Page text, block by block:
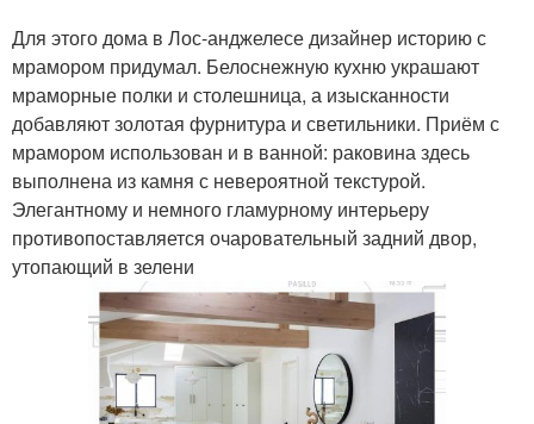
Для этого дома в Лос-анджелесе дизайнер историю с
мрамором придумал. Белоснежную кухню украшают
мраморные полки и столешница, а изысканности
добавляют золотая фурнитура и светильники. Приём с
мрамором использован и в ванной: раковина здесь
выполнена из камня с невероятной текстурой.
Элегантному и немного гламурному интерьеру
противопоставляется очаровательный задний двор,
утопающий в зелени